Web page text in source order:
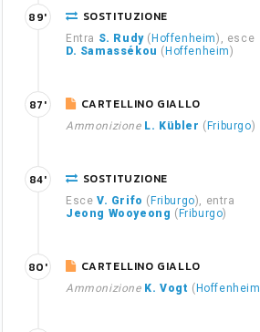
SOSTITUZIONE
Entra S. Rudy( Hoffenheim), esce
D. Samassékou ( Hoffenheim)
89'
CARTELLINO GIALLO
Ammonizione L. Kübler ( Friburgo)
87'
SOSTITUZIONE
Esce V. Grifo ( Friburgo), entra
Jeong Wooyeong ( Friburgo)
84'
CARTELLINO GIALLO
Ammonizione K. Vogt ( Hoffenheim
80'